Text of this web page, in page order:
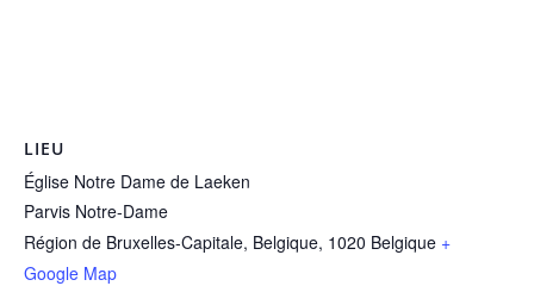
LIEU
Église Notre Dame de Laeken
Parvis Notre-Dame
Région de Bruxelles-Capitale, Belgique, 1020 Belgique +
Google Map